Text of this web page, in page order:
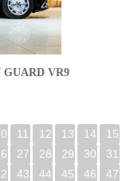
GUARD VR9
11 12 13 14
15
27 28 29 30
31
43 44 45 46
47